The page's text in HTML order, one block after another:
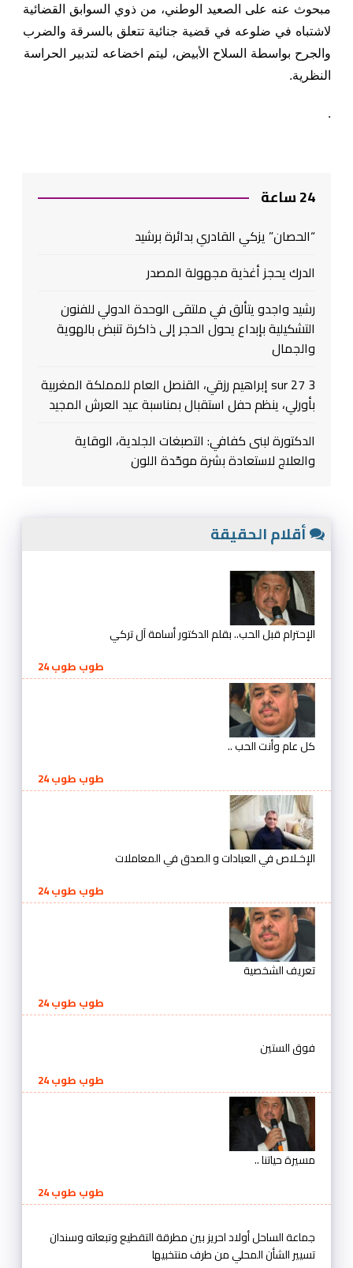
مبحوث عنه على الصعيد الوطني، من ذوي السوابق القضائية
لاشتباه في ضلوعه في قضية جنائية تتعلق بالسرقة والضرب
والجرح بواسطة السلاح الأبيض، ليتم اخضاعه لتدبير الحراسة
النظرية.
.
24 ساعة
“الحصان” يزكي القادري بدائرة برشيد
الدرك يحجز أغذية مجهولة المصدر
رشيد واجدو يتألق في ملتقى الوحدة الدولي للفنون
التشكيلية بإبداع يحول الحجر إلى ذاكرة تنبض بالهوية
والجمال
3 sur 27 إبراهيم رزقي، القنصل العام للمملكة المغربية
بأورلي، ينظم حفل استقبال بمناسبة عيد العرش المجيد
الدكتورة لبنى كفافي: التصبغات الجلدية، الوقاية
والعلاج لاستعادة بشرة موحّدة اللون
أقلام الحقيقة
الإحترام قبل الحب.. بقلم الدكتور أسامة آل تركي
طوب طوب 24
كل عام وأنت الحب ..
طوب طوب 24
الإخـلاص في العبادات و الصدق في المعاملات
طوب طوب 24
تعريف الشخصية
طوب طوب 24
فوق الستين
طوب طوب 24
مسيرة حياتنا ..
طوب طوب 24
جماعة الساحل أولاد احريز بين مطرقة التقطيع وتبعاته وسندان
تسيير الشأن المحلي من طرف منتخبيها